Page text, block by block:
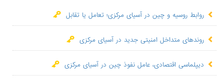
روابط روسیه و چین در آسیای مرکزی؛ تعامل یا تقابل
روندهای متداخل امنیتی جدید در آسیای مرکزی
دیپلماسی اقتصادی، عامل نفوذ چین در آسیای مرکزی